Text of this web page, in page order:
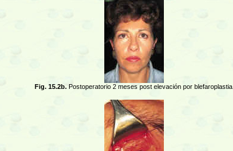
Fig. 15.2b. Postoperatorio 2 meses post elevación por blefaroplastia.